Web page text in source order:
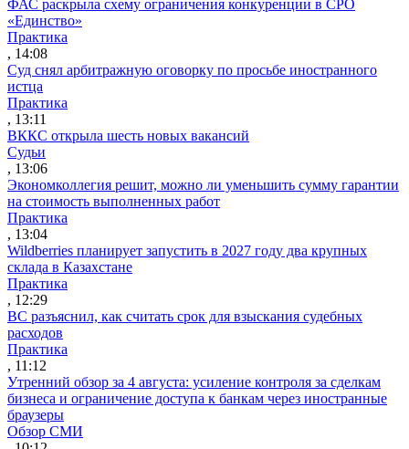
ФАС раскрыла схему ограничения конкуренции в СРО
«Единство»
Практика
, 14:08
Суд снял арбитражную оговорку по просьбе иностранного
истца
Практика
, 13:11
ВККС открыла шесть новых вакансий
Судьи
, 13:06
Экономколлегия решит, можно ли уменьшить сумму гарантии
на стоимость выполненных работ
Практика
, 13:04
Wildberries планирует запустить в 2027 году два крупных
склада в Казахстане
Практика
, 12:29
ВС разъяснил, как считать срок для взыскания судебных
расходов
Практика
, 11:12
Утренний обзор за 4 августа: усиление контроля за сделкам
бизнеса и ограничение доступа к банкам через иностранные
браузеры
Обзор СМИ